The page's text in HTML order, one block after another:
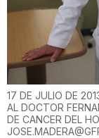
17 DE JULIO DE
AL DOCTOR
DE CANCER DEL